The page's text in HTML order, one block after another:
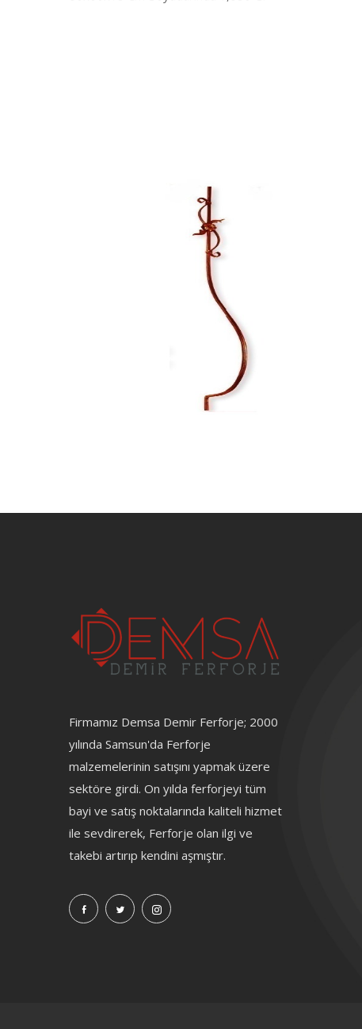
Firmamız Demsa Demir Ferforje; 2000
yılında Samsun'da Ferforje
malzemelerinin satışını yapmak üzere
sektöre girdi. On yılda ferforjeyi tüm
bayi ve satış noktalarında kaliteli hizmet
ile sevdirerek, Ferforje olan ilgi ve
takebi artırıp kendini aşmıştır.